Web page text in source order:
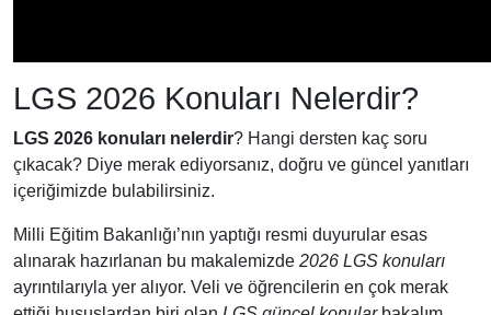
LGS 2026 Konuları Nelerdir?
LGS 2026 konuları nelerdir? Hangi dersten kaç soru
çıkacak? Diye merak ediyorsanız, doğru ve güncel yanıtları
içeriğimizde bulabilirsiniz.
Milli Eğitim Bakanlığı’nın yaptığı resmi duyurular esas
alınarak hazırlanan bu makalemizde 2026 LGS konuları
ayrıntılarıyla yer alıyor. Veli ve öğrencilerin en çok merak